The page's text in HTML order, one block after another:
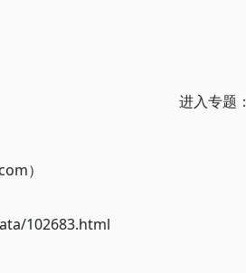
进入专题：
）
102683.html